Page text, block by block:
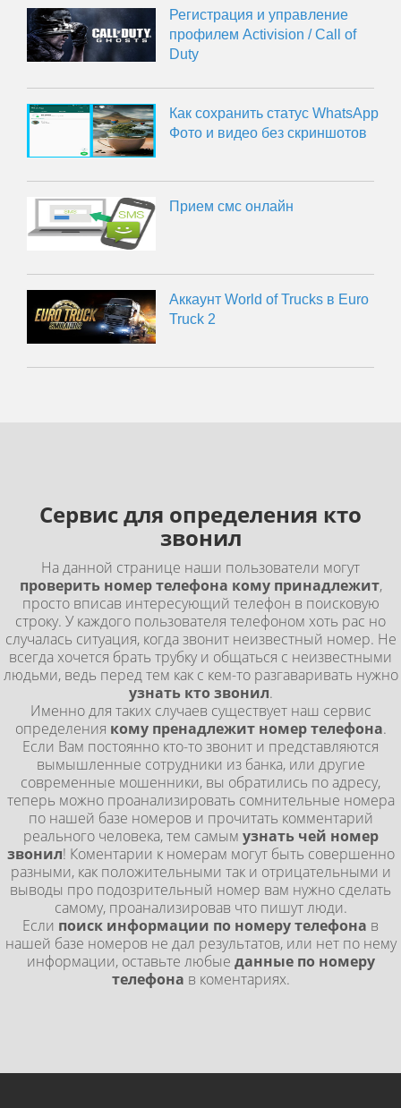
Регистрация и управление
профилем Activision / Call of
Duty
Как сохранить статус WhatsApp
Фото и видео без скриншотов
Прием смс онлайн
Аккаунт World of Trucks в Euro
Truck 2
Сервис для определения кто
звонил
На данной странице наши пользователи могут
проверить номер телефона кому принадлежит,
просто вписав интересующий телефон в поисковую
строку. У каждого пользователя телефоном хоть рас но
случалась ситуация, когда звонит неизвестный номер. Не
всегда хочется брать трубку и общаться с неизвестными
людьми, ведь перед тем как с кем-то разгаваривать нужно
узнать кто звонил.
Именно для таких случаев существует наш сервис
определения кому пренадлежит номер телефона.
Если Вам постоянно кто-то звонит и представляются
вымышленные сотрудники из банка, или другие
современные мошенники, вы обратились по адресу,
теперь можно проанализировать сомнительные номера
по нашей базе номеров и прочитать комментарий
реального человека, тем самым узнать чей номер
звонил! Коментарии к номерам могут быть совершенно
разными, как положительными так и отрицательными и
выводы про подозрительный номер вам нужно сделать
самому, проанализировав что пишут люди.
Если поиск информации по номеру телефона в
нашей базе номеров не дал результатов, или нет по нему
информации, оставьте любые данные по номеру
телефона в коментариях.